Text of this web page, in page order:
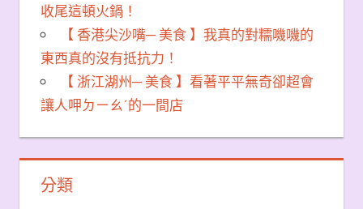
收尾這頓火鍋！
【 香港尖沙嘴─ 美食 】我真的對糯嘰嘰的
東西真的沒有抵抗力！
【 浙江湖州─ 美食 】看著平平無奇卻超會
讓人呷ㄉㄧㄠˊ的一間店
分類